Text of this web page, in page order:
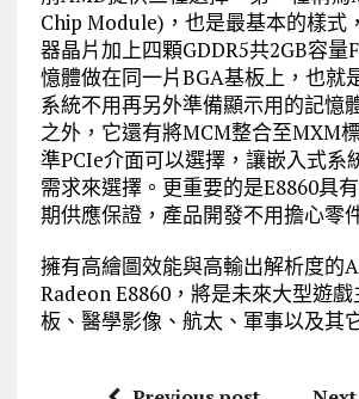
Chip Module)，也是最基本的樣式
器晶片加上四顆GDDR5共2GB容
憶體做在同一片BGA基板上，也就
系統不用再另外準備顯示用的記憶
之外，它還有將MCM整合至MXM
準PCIe介面可以選擇，讓嵌入式系
需求來選擇。更重要的是E8860具
期供應保證，產品開發不用擔心零
擁有高繪圖效能與高輸出解析度的
Radeon E8860，將是未來大型遊
板、醫學影像、航太、軍事以及其